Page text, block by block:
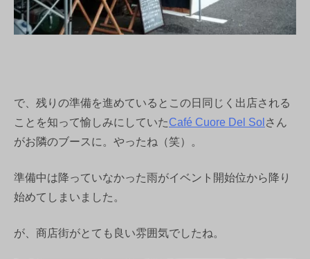
で、残りの準備を進めているとこの日同じく出店される
ことを知って愉しみにしていたCafé Cuore Del Sol さん
がお隣のブースに。やったね（笑）。
準備中は降っていなかった雨がイベント開始位から降り
始めてしまいました。
が、商店街がとても良い雰囲気でしたね。